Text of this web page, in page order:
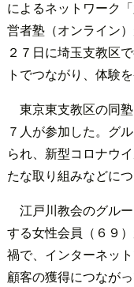
によるネットワーク
営者塾（オンライン
２７日に埼玉支教区
トでつながり、体験
東京東支教区の同
７人が参加した。グ
られ、新型コロナウ
たな取り組みなどに
江戸川教会のグル
する女性会員（６９
禍で、インターネッ
顧客の獲得につなが